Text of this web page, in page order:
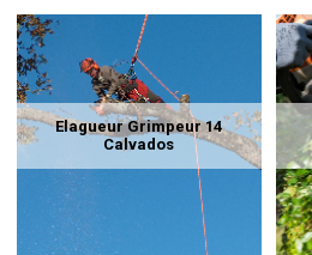
Elagueur Grimpeur 14
Calvados